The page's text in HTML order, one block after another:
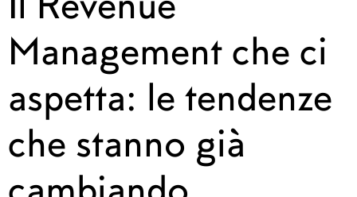
Management che ci
aspetta: le tendenze
che stanno già